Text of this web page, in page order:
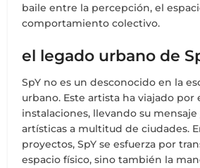
baile entre la percepción, el
comportamiento colectivo.
el legado urbano de
SpY no es un desconocido en la
urbano. Este artista ha viajado por
instalaciones, llevando su
artísticas a multitud de ciudades.
proyectos, SpY se esfuerza por
espacio físico, sino también la